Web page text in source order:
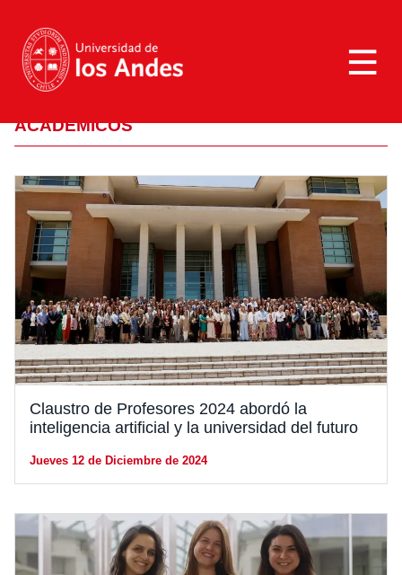
Estudiantes Alumni Académicos
NOTICIAS
Galerías
Revista Campus UANDES
Contáctanos
ACADÉMICOS
Claustro de Profesores 2024 abordó la
inteligencia artificial y la universidad del futuro
Jueves 12 de Diciembre de 2024